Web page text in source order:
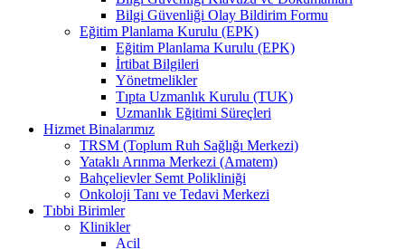
Bilgi Güvenliği Olay Bildirim Formu
Eğitim Planlama Kurulu (EPK)
Eğitim Planlama Kurulu (EPK)
İrtibat Bilgileri
Yönetmelikler
Tıpta Uzmanlık Kurulu (TUK)
Uzmanlık Eğitimi Süreçleri
Hizmet Binalarımız
TRSM (Toplum Ruh Sağlığı Merkezi)
Yataklı Arınma Merkezi (Amatem)
Bahçelievler Semt Polikliniği
Onkoloji Tanı ve Tedavi Merkezi
Tıbbi Birimler
Klinikler
Acil